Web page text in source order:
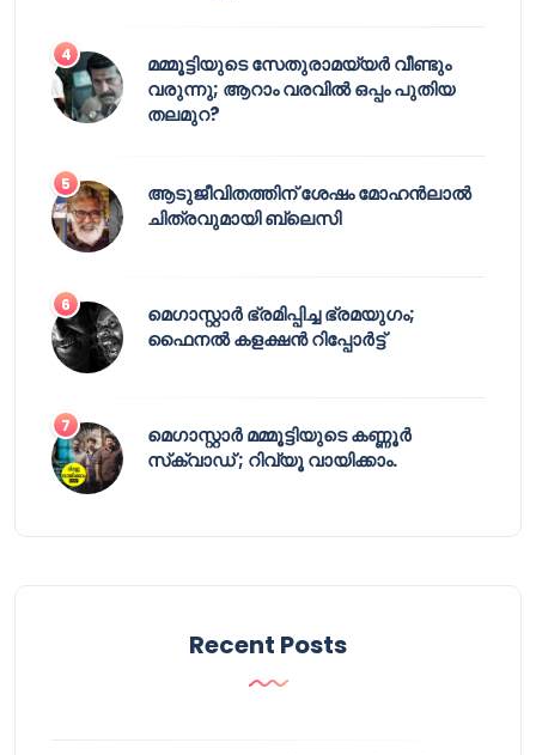
മമ്മൂട്ടിയുടെ സേതുരാമയ്യർ വീണ്ടും
വരുന്നു; ആറാം വരവിൽ ഒപ്പം പുതിയ
തലമുറ?
ആടുജീവിതത്തിന് ശേഷം മോഹൻലാൽ
ചിത്രവുമായി ബ്ലെസി
മെഗാസ്റ്റാർ ഭ്രമിപ്പിച്ച ഭ്രമയുഗം;
ഫൈനൽ കളക്ഷൻ റിപ്പോർട്ട്
മെഗാസ്റ്റാർ മമ്മൂട്ടിയുടെ കണ്ണൂർ
സ്‌ക്വാഡ് ; റിവ്യൂ വായിക്കാം.
Recent Posts